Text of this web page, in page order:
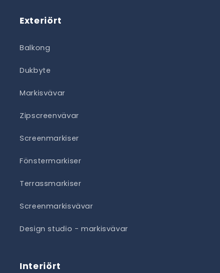
Exteriört
Balkong
Dukbyte
Markisvävar
Zipscreenvävar
Screenmarkiser
Fönstermarkiser
Terrassmarkiser
Screenmarkisvävar
Design studio - markisvävar
Interiört